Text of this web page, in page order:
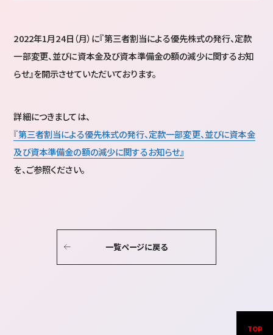
2022年1月24日（月）に『第三者割当による優先株式の発行、定款
一部変更、並びに資本金及び資本準備金の額の減少に関するお知
らせ』を開示させていただいております。
詳細につきましては、
『第三者割当による優先株式の発行、定款一部変更、並びに資本金
及び資本準備金の額の減少に関するお知らせ』
を、ご参照ください。
一覧ページに戻る
TOP